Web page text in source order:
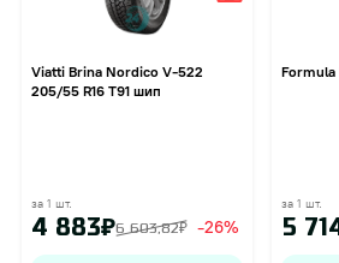
Viatti Brina Nordico V-522
205/55 R16 T91 шип
за 1 шт.
4 883₽6 603,82₽ -26%
Formula
за 1 шт.
5